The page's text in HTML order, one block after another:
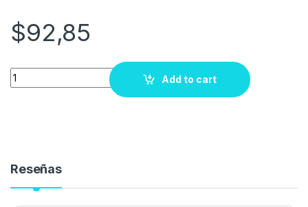
$92,85
Quantity
Add to cart
Reseñas